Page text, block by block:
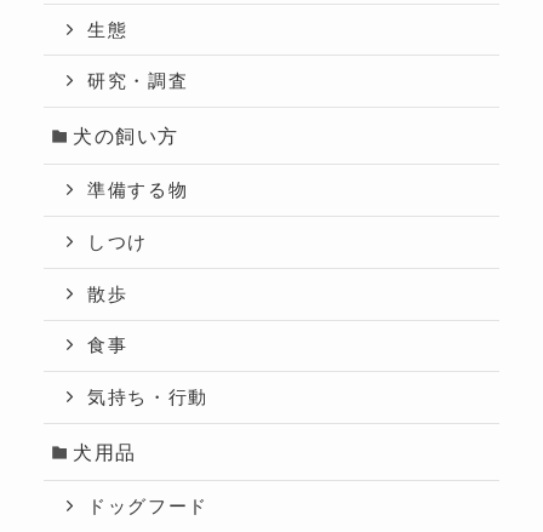
生態
研究・調査
犬の飼い方
準備する物
しつけ
散歩
食事
気持ち・行動
犬用品
ドッグフード